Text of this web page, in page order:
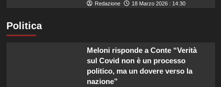
Redazione 18 Marzo 2026 : 14:30
Politica
Meloni risponde a Conte “Verità
sul Covid non è un processo
politico, ma un dovere verso la
nazione”